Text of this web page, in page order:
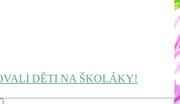
DĚTI NA ŠKOLÁKY!